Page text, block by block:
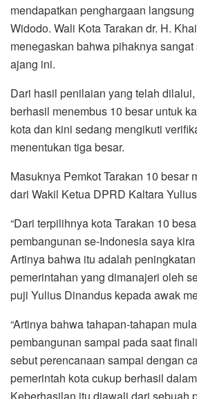
mendapatkan penghargaan
Widodo. Wali Kota Tarakan dr. H.
menegaskan bahwa pihaknya
ajang ini.
Dari hasil penilaian yang telah
berhasil menembus 10 besar untuk
kota dan kini sedang mengikuti
menentukan tiga besar.
Masuknya Pemkot Tarakan 10 besar
dari Wakil Ketua DPRD Kaltara
“Dari terpilihnya kota Tarakan 10
pembangunan se-Indonesia saya
Artinya bahwa itu adalah
pemerintahan yang dimanajeri oleh
puji Yulius Dinandus kepada awak
“Artinya bahwa tahapan-tahapan
pembangunan sampai pada saat
sebut perencanaan sampai dengan
pemerintah kota cukup berhasil